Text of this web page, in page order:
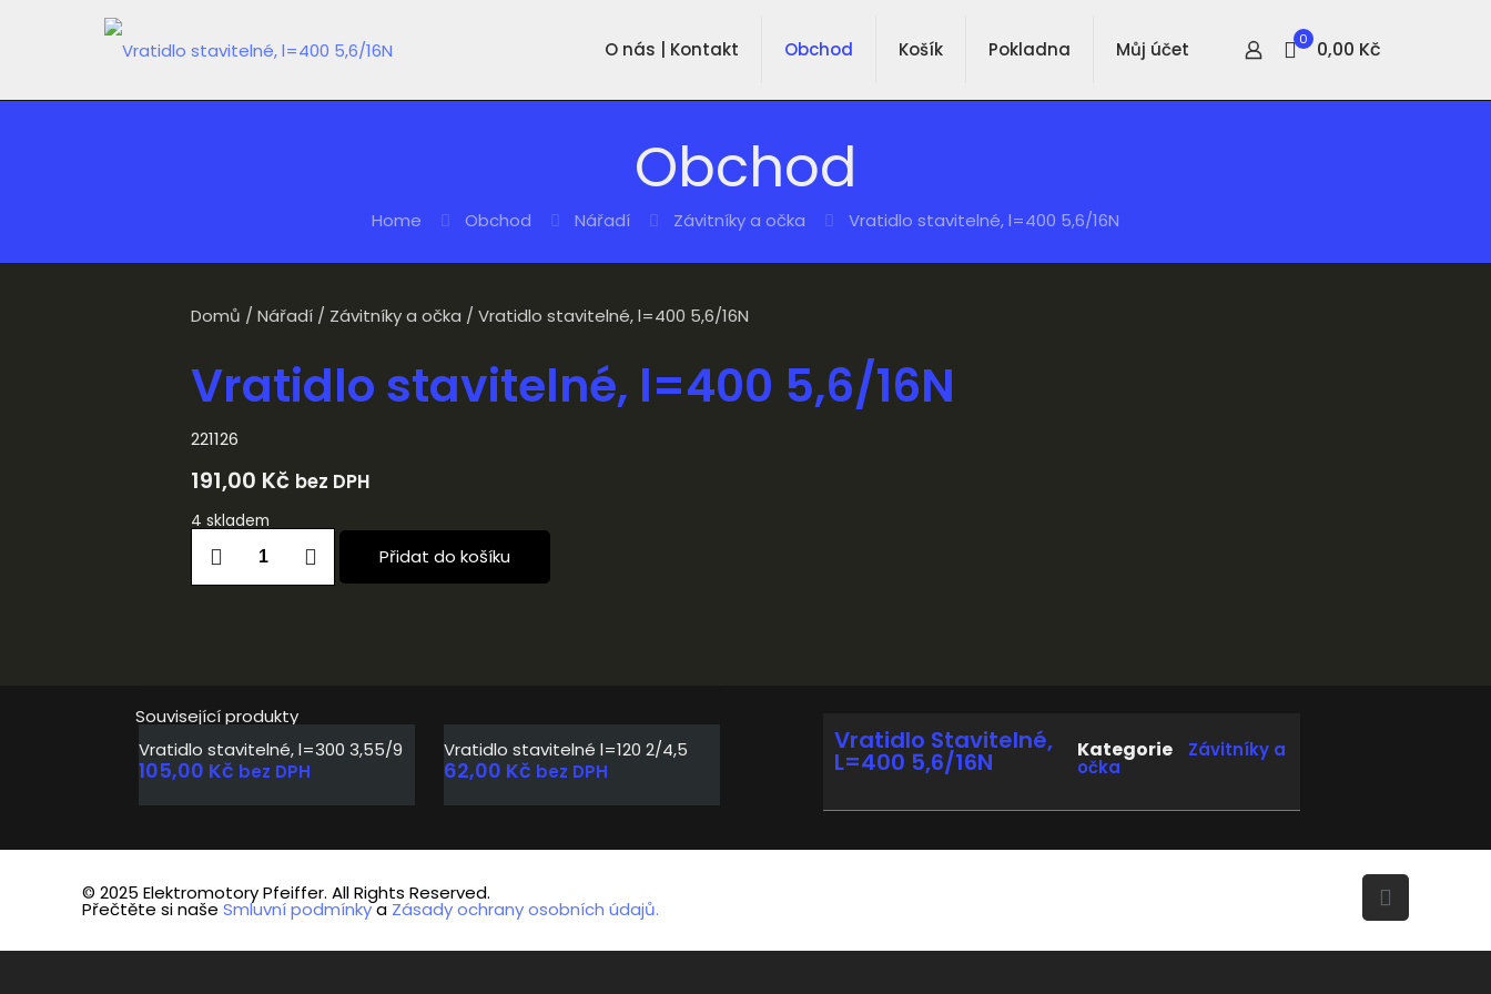
O nás | Kontakt Obchod Košík Pokladna Můj účet 0 0,00 Kč
Obchod
Home Obchod Nářadí Závitníky a očka Vratidlo stavitelné, l=400 5,6/16N
Domů / Nářadí / Závitníky a očka / Vratidlo stavitelné, l=400 5,6/16N
Vratidlo stavitelné, l=400 5,6/16N
221126
191,00 Kč bez DPH
4 skladem
Přidat do košíku
Související produkty
Vratidlo stavitelné, l=300 3,55/9
105,00 Kč bez DPH
Vratidlo stavitelné l=120 2/4,5
62,00 Kč bez DPH
Vratidlo Stavitelné,
L=400 5,6/16N Kategorie Závitníky a
očka
© 2025 Elektromotory Pfeiffer. All Rights Reserved.
Přečtěte si naše Smluvní podmínkya Zásady ochrany osobních údajů.